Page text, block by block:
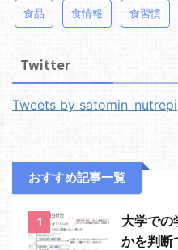
食品 食情報 食習慣
Twitter
Tweets by satomin_nutrepi
おすすめ記事一覧
1
大学での
かを判断